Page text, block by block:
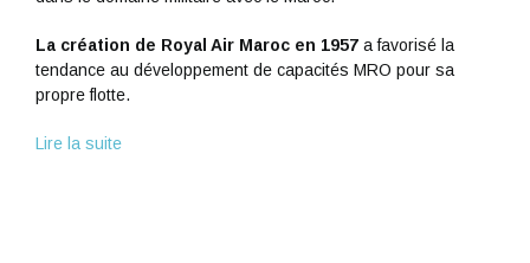
La création de Royal Air Maroc en 1957a favorisé la
tendance au développement de capacités MRO pour sa
propre flotte.
Lire la suite